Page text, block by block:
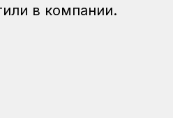
в компании.